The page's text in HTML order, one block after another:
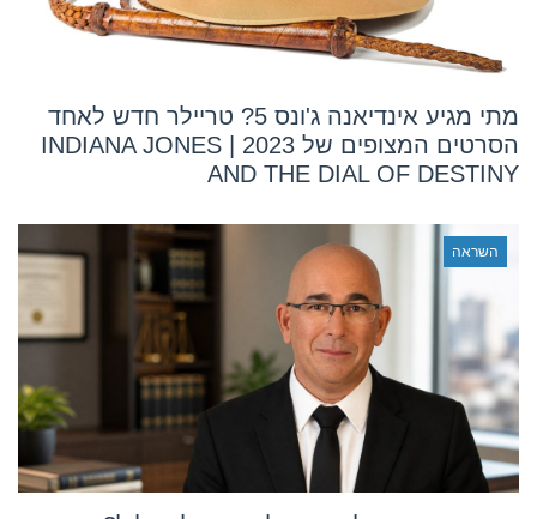
מתי מגיע אינדיאנה ג'ונס 5? טריילר חדש לאחד
הסרטים המצופים של 2023 | INDIANA JONES
AND THE DIAL OF DESTINY
השראה